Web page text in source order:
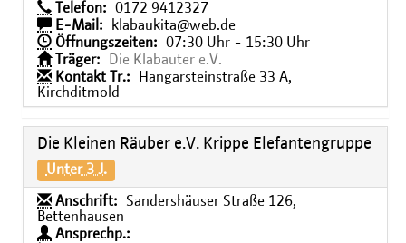
Telefon:
0172 9412327
E-Mail:
klabaukita@web.de
Öffnungszeiten:
07:30 Uhr - 15:30 Uhr
Träger:
Die Klabauter e.V.
Kontakt Tr.:
Hangarsteinstraße 33 A,
Kirchditmold
Die Kleinen Räuber e.V. Krippe Elefantengruppe
Unter 3 J.
Anschrift:
Sandershäuser Straße 126,
Bettenhausen
Ansprechp.: